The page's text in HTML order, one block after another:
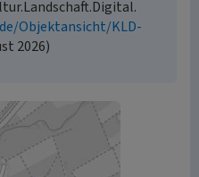
Objektansicht/KLD-
2026)